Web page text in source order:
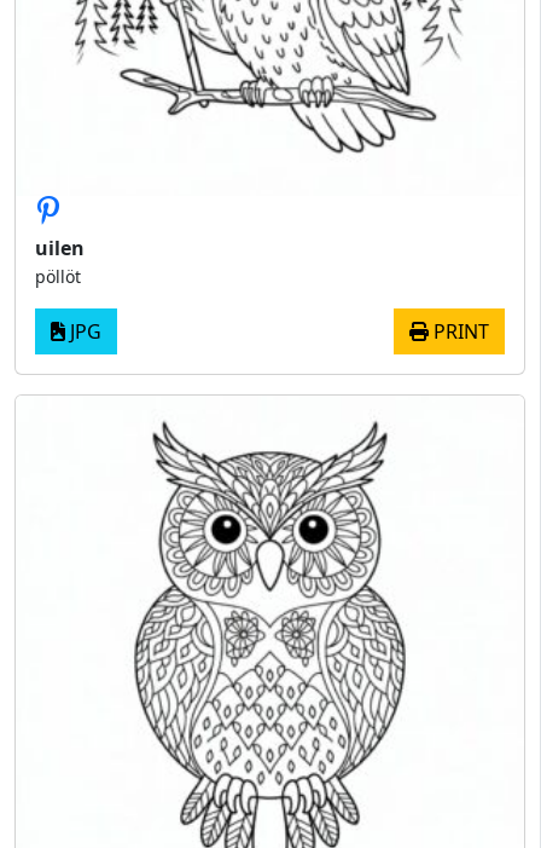
uilen
pöllöt
JPG PRINT